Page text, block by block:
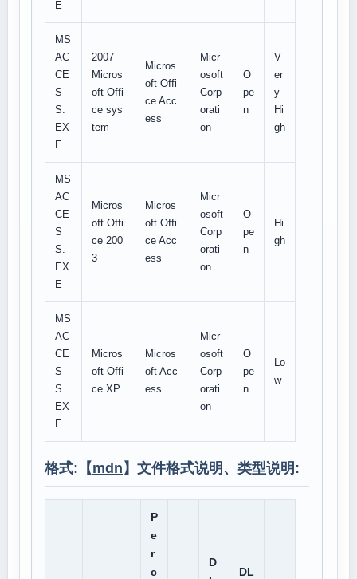
E
MS
AC
CE
S
S.
EX
E
2007
Micros
oft Offi
ce sys
tem
Micros
oft Offi
ce Acc
ess
Micr
osoft
Corp
orati
on
O
pe
n
V
er
y
Hi
gh
MS
AC
CE
S
S.
EX
E
Micros
oft Offi
ce 200
3
Micros
oft Offi
ce Acc
ess
Micr
osoft
Corp
orati
on
O
pe
n
Hi
gh
MS
AC
CE
S
S.
EX
E
Micros
oft Offi
ce XP
Micros
oft Acc
ess
Micr
osoft
Corp
orati
on
O
pe
n
Lo
w
格式:【mdn 】文件格式说明、类型说明:
P
e
r
c
D
DL